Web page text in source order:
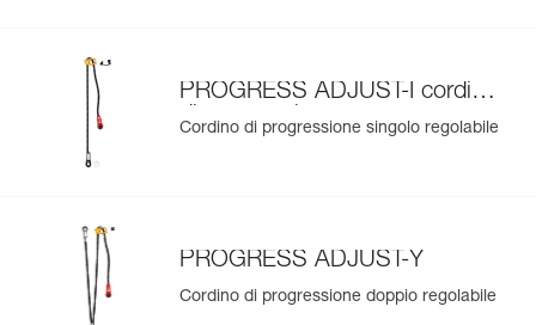
PROGRESS ADJUST-I cordino
di progressione
Cordino di progressione singolo regolabile
PROGRESS ADJUST-Y
Cordino di progressione doppio regolabile